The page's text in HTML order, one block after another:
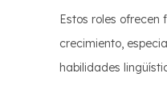
Estos roles
crecimiento,
habilidades